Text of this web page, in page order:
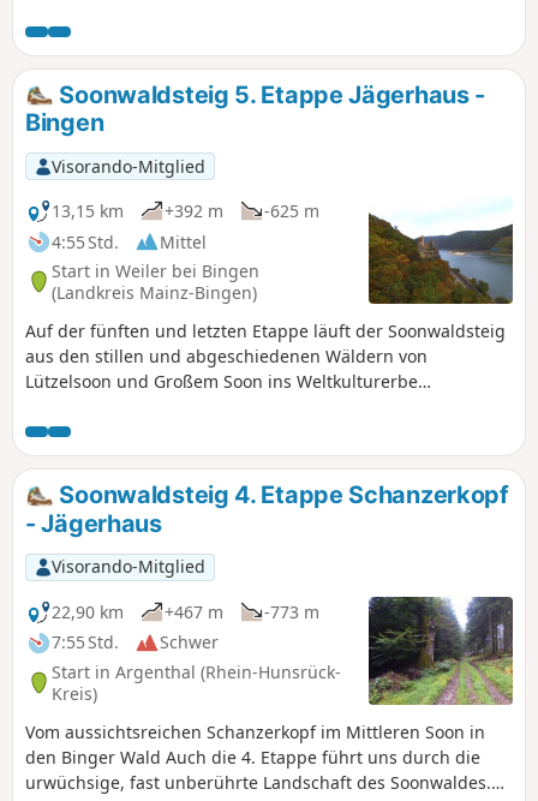
Naheland. Breite Wald- und Wiesenwege, schmale Pfade
aber auch asphaltierte Teilabschnitte gehören zum
Streckenprofil, bei einer gelungenen Mischung aus
Waldpassagen und freier Feldflur. Von mehreren
Felsennestern fällt dabei der Blick auf Winterburg tief
unten im Ellerbachtal.
Soonwaldsteig 5. Etappe Jägerhaus -
Bingen
Visorando-Mitglied
13,15 km
+392 m
-625 m
4:55 Std.
Mittel
Start in Weiler bei Bingen
(Landkreis Mainz-Bingen)
Auf der fünften und letzten Etappe läuft der Soonwaldsteig
aus den stillen und abgeschiedenen Wäldern von
Lützelsoon und Großem Soon ins Weltkulturerbe
Pfade und felsige Steige. Eine enge Schlucht, ein quirliger
Wildbach, zwei mittelalterliche Gemäuer und mehrere
traumhafte Ausblicke ins Rheintal prägen den
Streckenabschnitt, der am Forsthaus Jägerhaus beginnt
und in Bingen am Rhein endet.
Soonwaldsteig 4. Etappe Schanzerkopf
- Jägerhaus
Visorando-Mitglied
22,90 km
+467 m
-773 m
7:55 Std.
Schwer
Start in Argenthal (Rhein-Hunsrück-
Kreis)
Vom aussichtsreichen Schanzerkopf im Mittleren Soon in
den Binger Wald Auch die 4. Etappe führt uns durch die
urwüchsige, fast unberührte Landschaft des Soonwaldes.